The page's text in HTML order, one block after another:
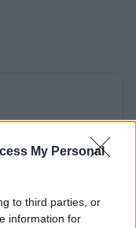
My Personal
to third parties, or
information for